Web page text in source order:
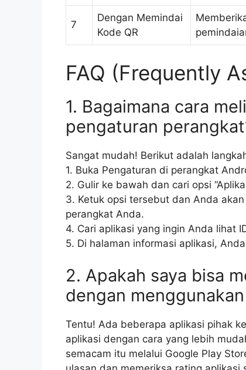
7
Dengan Memindai
Kode QR
FAQ (Frequently
1. Bagaimana cara
pengaturan
Sangat mudah! Berikut adalah
1. Buka Pengaturan di perangkat
2. Gulir ke bawah dan cari opsi
3. Ketuk opsi tersebut dan Anda
perangkat Anda.
4. Cari aplikasi yang ingin Anda lihat
5. Di halaman informasi aplikasi,
2. Apakah saya bisa
dengan
Tentu! Ada beberapa aplikasi pihak
aplikasi dengan cara yang lebih
semacam itu melalui Google Play